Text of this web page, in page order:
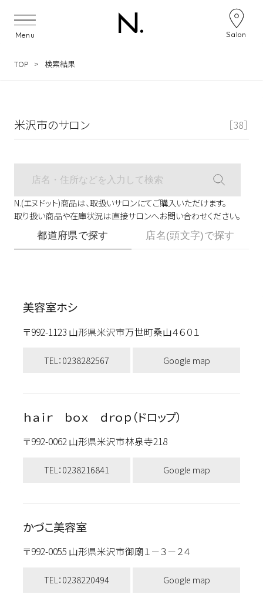
Menu Salon
TOP 検索結果
米沢市のサロン ［38］
N.(エヌドット)商品は、取扱いサロンにてご購入いただけます。
取り扱い商品や在庫状況は直接サロンへお問い合わせください。
都道府県で探す 店名(頭文字)で探す
美容室ホシ
〒992-1123 山形県米沢市万世町桑山４６０１
TEL：0238282567 Google map
ｈａｉｒ ｂｏｘ ｄｒｏｐ（ドロップ）
〒992-0062 山形県米沢市林泉寺218
TEL：0238216841 Google map
かづこ美容室
〒992-0055 山形県米沢市御廟１－３－２４
TEL：0238220494 Google map
サロン検索ナビゲーション